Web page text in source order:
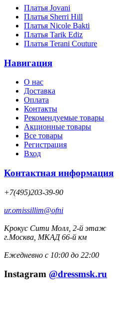
Платья Jovani
Платья Sherri Hill
Платья Nicole Bakti
Платья Tarik Ediz
Платья Terani Couture
Навигация
О нас
Доставка
Оплата
Контакты
Рекомендуемые товары
Акционные товары
Все товары
Регистрация
Вход
Контактная информация
+7(495)203-39-90
ur.omissillim@ofni
Крокус Сити Молл, 2-й этаж
г.Москва, МКАД 66-й км
Ежедневно с 10:00 до 22:00
Instagram @dressmsk.ru